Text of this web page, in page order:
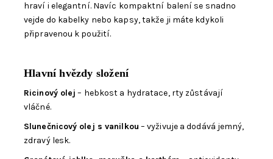
hraví i elegantní. Navíc kompaktní balení se snadno
vejde do kabelky nebo kapsy, takže ji máte kdykoli
připravenou k použití.
Hlavní hvězdy složení
Ricinový olej – hebkost a hydratace, rty zůstávají
vláčné.
Slunečnicový olej s vanilkou – vyživuje a dodává jemný,
zdravý lesk.